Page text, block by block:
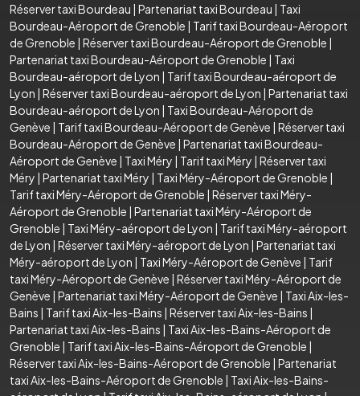
Réserver taxi Bourdeau | Partenariat taxi Bourdeau | Taxi
Bourdeau-Aéroport de Grenoble | Tarif taxi Bourdeau-Aéroport
de Grenoble | Réserver taxi Bourdeau-Aéroport de Grenoble |
Partenariat taxi Bourdeau-Aéroport de Grenoble | Taxi
Bourdeau-aéroport de Lyon | Tarif taxi Bourdeau-aéroport de
Lyon | Réserver taxi Bourdeau-aéroport de Lyon | Partenariat taxi
Bourdeau-aéroport de Lyon | Taxi Bourdeau-Aéroport de
Genève | Tarif taxi Bourdeau-Aéroport de Genève | Réserver taxi
Bourdeau-Aéroport de Genève | Partenariat taxi Bourdeau-
Aéroport de Genève | Taxi Méry | Tarif taxi Méry | Réserver taxi
Méry | Partenariat taxi Méry | Taxi Méry-Aéroport de Grenoble |
Tarif taxi Méry-Aéroport de Grenoble | Réserver taxi Méry-
Aéroport de Grenoble | Partenariat taxi Méry-Aéroport de
Grenoble | Taxi Méry-aéroport de Lyon | Tarif taxi Méry-aéroport
de Lyon | Réserver taxi Méry-aéroport de Lyon | Partenariat taxi
Méry-aéroport de Lyon | Taxi Méry-Aéroport de Genève | Tarif
taxi Méry-Aéroport de Genève | Réserver taxi Méry-Aéroport de
Genève | Partenariat taxi Méry-Aéroport de Genève | Taxi Aix-les-
Bains | Tarif taxi Aix-les-Bains | Réserver taxi Aix-les-Bains |
Partenariat taxi Aix-les-Bains | Taxi Aix-les-Bains-Aéroport de
Grenoble | Tarif taxi Aix-les-Bains-Aéroport de Grenoble |
Réserver taxi Aix-les-Bains-Aéroport de Grenoble | Partenariat
taxi Aix-les-Bains-Aéroport de Grenoble | Taxi Aix-les-Bains-